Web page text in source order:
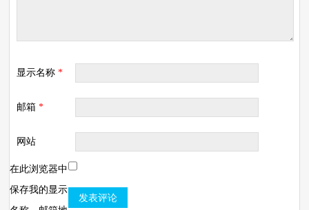
显示名称*
邮箱*
网站
在此浏览器中
保存我的显示